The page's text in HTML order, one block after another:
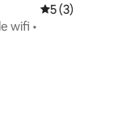
Gemiddelde
5 (3)
wifi •